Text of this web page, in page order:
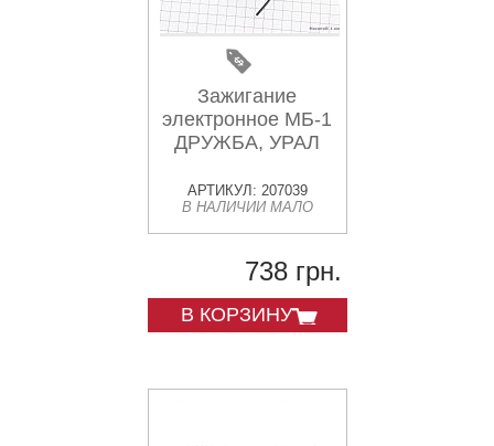
Зажигание
электронное МБ-1
ДРУЖБА, УРАЛ
АРТИКУЛ: 207039
В НАЛИЧИИ МАЛО
738 грн.
В КОРЗИНУ